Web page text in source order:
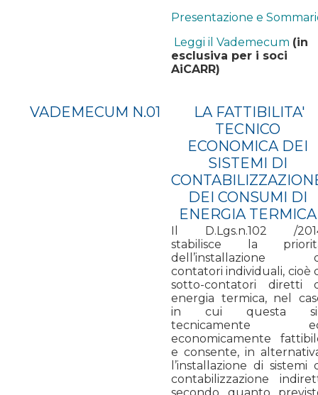
Presentazione e
Leggi il Vademecum (in
esclusiva per i soci
AiCARR)
VADEMECUM N.01
LA FATTIBILITA'
TECNICO
ECONOMICA DEI
SISTEMI DI
DEI CONSUMI DI
ENERGIA TERMICA
Il D.Lgs.n.102 /
stabilisce la
dell’installazione
contatori individuali, cioè
sotto-contatori diretti
energia termica, nel
in cui questa
tecnicamente
economicamente
e consente, in
l’installazione di sistemi
contabilizzazione